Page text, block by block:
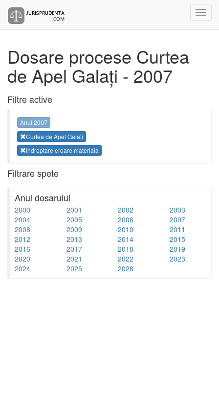
Dosare procese Curtea
de Apel Galați - 2007
Filtre active
Anul 2007
Curtea de Apel Galați
Indreptare eroare materiala
Filtrare spete
Anul dosarului
2000 2001 2002
2003
2004
2005 2006
2007
2008
2009 2010
2011
2012
2013 2014
2015
2016
2017 2018
2019
2020
2021 2022
2023
2024
2025 2026